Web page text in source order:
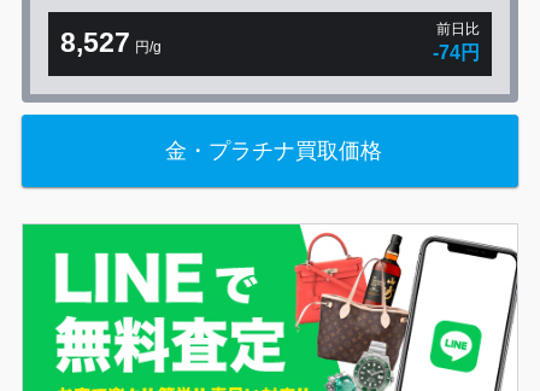
8,527 円/g
前日比
-74円
金・プラチナ買取価格